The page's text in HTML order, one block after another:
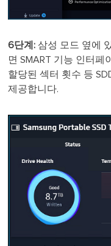
6단계: 삼성 모드 옆에
면 SMART 기능 인터페
할당된 섹터 횟수 등
제공합니다.